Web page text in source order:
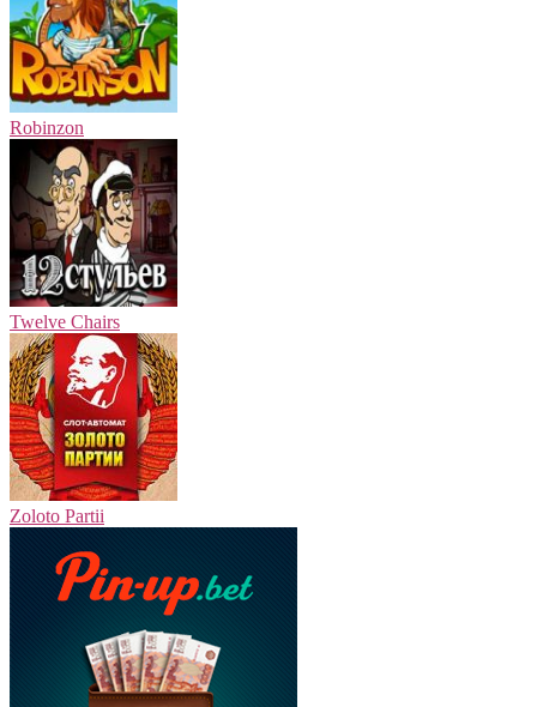
Robinzon
Twelve Chairs
Zoloto Partii